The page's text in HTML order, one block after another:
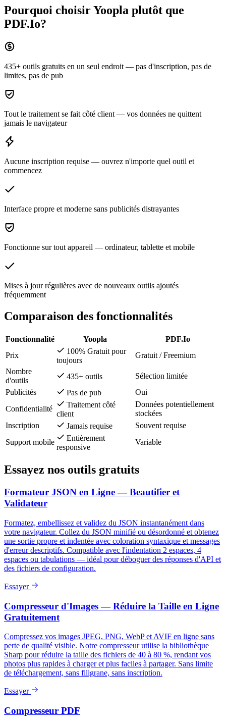
Pourquoi choisir Yoopla plutôt que
PDF.Io?
435+ outils gratuits en un seul endroit — pas d'inscription, pas de
limites, pas de pub
Tout le traitement se fait côté client — vos données ne quittent
jamais le navigateur
Aucune inscription requise — ouvrez n'importe quel outil et
commencez
Interface propre et moderne sans publicités distrayantes
Fonctionne sur tout appareil — ordinateur, tablette et mobile
Mises à jour régulières avec de nouveaux outils ajoutés
fréquemment
Comparaison des fonctionnalités
Fonctionnalité Yoopla
PDF.Io
Prix
100% Gratuit pour
toujours
Gratuit / Freemium
Nombre
d'outils
435+ outils
Sélection limitée
Publicités
Pas de pub
Oui
Confidentialité
Traitement côté
client
Données potentiellement
stockées
Inscription
Jamais requise
Souvent requise
Support mobile
Entièrement
responsive
Variable
Essayez nos outils gratuits
Formateur JSON en Ligne — Beautifier et
Validateur
Formatez, embellissez et validez du JSON instantanément dans
votre navigateur. Collez du JSON minifié ou désordonné et obtenez
une sortie propre et indentée avec coloration syntaxique et messages
d'erreur descriptifs. Compatible avec l'indentation 2 espaces, 4
espaces ou tabulations — idéal pour déboguer des réponses d'API et
des fichiers de configuration.
Essayer
Compresseur d'Images — Réduire la Taille en Ligne
Gratuitement
Compressez vos images JPEG, PNG, WebP et AVIF en ligne sans
perte de qualité visible. Notre compresseur utilise la bibliothèque
Sharp pour réduire la taille des fichiers de 40 à 80 %, rendant vos
photos plus rapides à charger et plus faciles à partager. Sans limite
de téléchargement, sans filigrane, sans inscription.
Essayer
Compresseur PDF